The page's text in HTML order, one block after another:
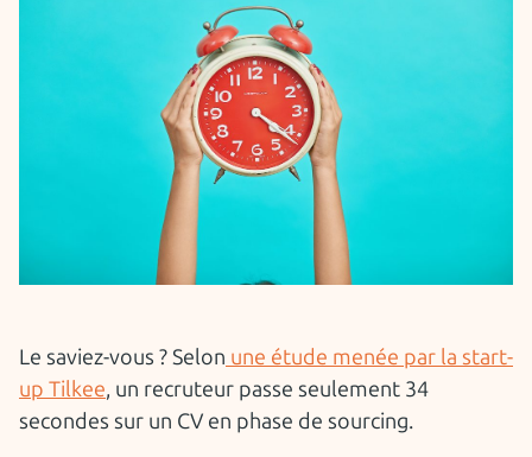
Le saviez-vous ? Selon une étude menée par la start-
up Tilkee, un recruteur passe seulement 34
secondes sur un CV en phase de sourcing.